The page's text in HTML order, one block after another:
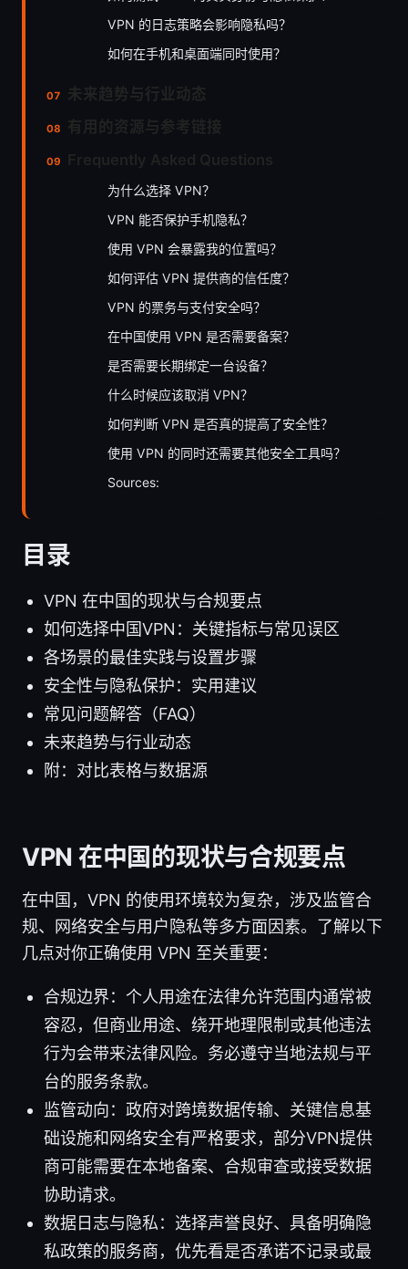
VPN 的日志策略会影响隐私吗？
如何在手机和桌面端同时使用？
为什么选择 VPN？
VPN 能否保护手机隐私？
使用 VPN 会暴露我的位置吗？
如何评估 VPN 提供商的信任度？
VPN 的票务与支付安全吗？
在中国使用 VPN 是否需要备案？
是否需要长期绑定一台设备？
什么时候应该取消 VPN？
如何判断 VPN 是否真的提高了安全性？
使用 VPN 的同时还需要其他安全工具吗？
Sources:
目录
VPN 在中国的现状与合规要点
如何选择中国VPN：关键指标与常见误区
各场景的最佳实践与设置步骤
安全性与隐私保护：实用建议
常见问题解答（FAQ）
未来趋势与行业动态
附：对比表格与数据源
VPN 在中国的现状与合规要点
在中国，VPN 的使用环境较为复杂，涉及监管合
规、网络安全与用户隐私等多方面因素。了解以下
几点对你正确使用 VPN 至关重要：
合规边界：个人用途在法律允许范围内通常被
容忍，但商业用途、绕开地理限制或其他违法
行为会带来法律风险。务必遵守当地法规与平
台的服务条款。
监管动向：政府对跨境数据传输、关键信息基
础设施和网络安全有严格要求，部分VPN提供
商可能需要在本地备案、合规审查或接受数据
协助请求。
数据日志与隐私：选择声誉良好、具备明确隐
私政策的服务商，优先看是否承诺不记录或最